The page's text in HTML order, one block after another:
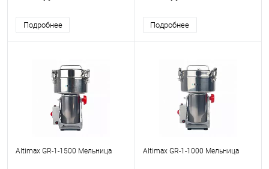
Подробнее Подробнее
Altimax GR-1-1500 Мельница Altimax GR-1-1000 Мельница